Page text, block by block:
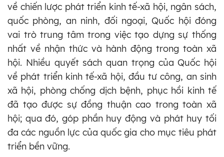
về chiến lược phát triển kinh tế-xã hội, ngân sách,
quốc phòng, an ninh, đối ngoại, Quốc hội đóng
vai trò trung tâm trong việc tạo dựng sự thống
nhất về nhận thức và hành động trong toàn xã
hội. Nhiều quyết sách quan trọng của Quốc hội
về phát triển kinh tế-xã hội, đầu tư công, an sinh
xã hội, phòng chống dịch bệnh, phục hồi kinh tế
đã tạo được sự đồng thuận cao trong toàn xã
hội; qua đó, góp phần huy động và phát huy tối
đa các nguồn lực của quốc gia cho mục tiêu phát
triển bền vững.